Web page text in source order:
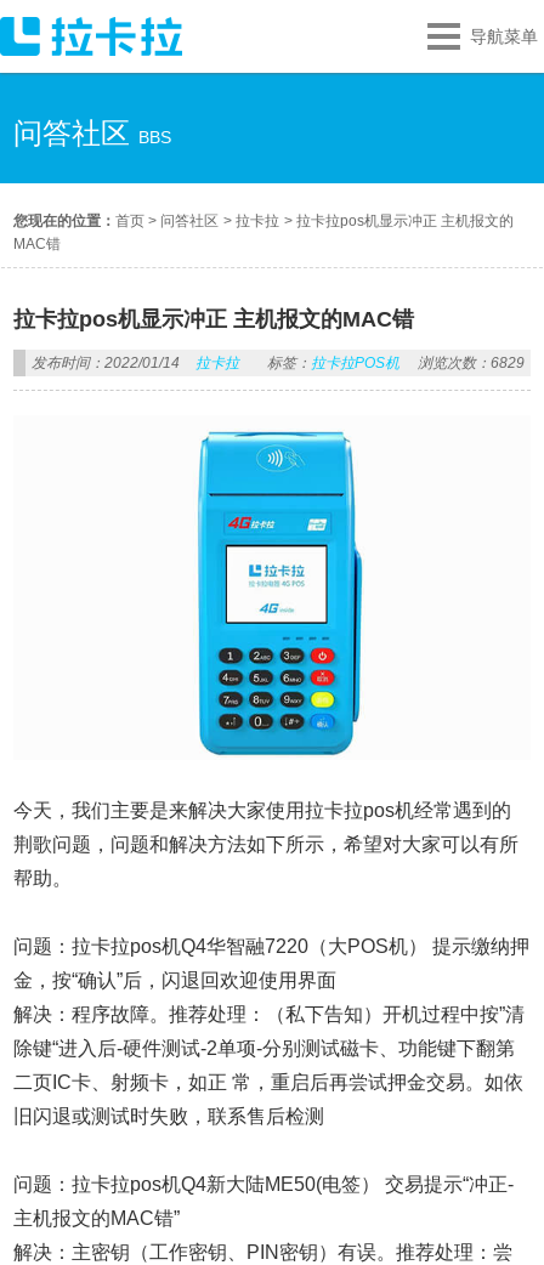
导航菜单
问答社区 BBS
您现在的位置：首页 > 问答社区 >拉卡拉 >拉卡拉pos机显示冲正 主机报文的
MAC错
拉卡拉pos机显示冲正 主机报文的MAC错
发布时间：2022/01/14 拉卡拉 标签： 拉卡拉POS机 浏览次数：6829
今天，我们主要是来解决大家使用拉卡拉pos机经常遇到的
荆歌问题，问题和解决方法如下所示，希望对大家可以有所
帮助。
问题：拉卡拉pos机Q4华智融7220（大POS机） 提示缴纳押
金，按“确认”后，闪退回欢迎使用界面
解决：程序故障。推荐处理：（私下告知）开机过程中按”清
除键“进入后-硬件测试-2单项-分别测试磁卡、功能键下翻第
二页IC卡、射频卡，如正 常，重启后再尝试押金交易。如依
旧闪退或测试时失败，联系售后检测
问题：拉卡拉pos机Q4新大陆ME50(电签） 交易提示“冲正-
主机报文的MAC错”
解决：主密钥（工作密钥、PIN密钥）有误。推荐处理：尝